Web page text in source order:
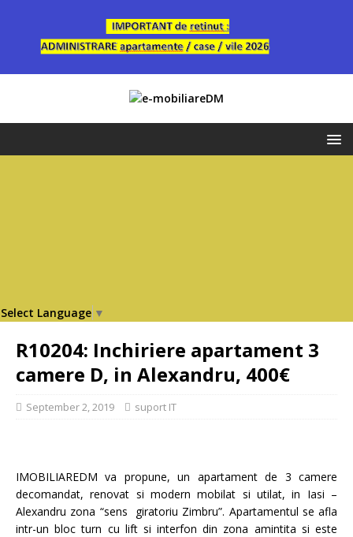
Select Language ▼
R10204: Inchiriere apartament 3
camere D, in Alexandru, 400€
September 2, 2019 suport IT
IMOBILIAREDM va propune, un apartament de 3 camere
decomandat, renovat si modern mobilat si utilat, in Iasi –
Alexandru zona “sens giratoriu Zimbru”. Apartamentul se afla
intr-un bloc turn cu lift si interfon din zona amintita si este